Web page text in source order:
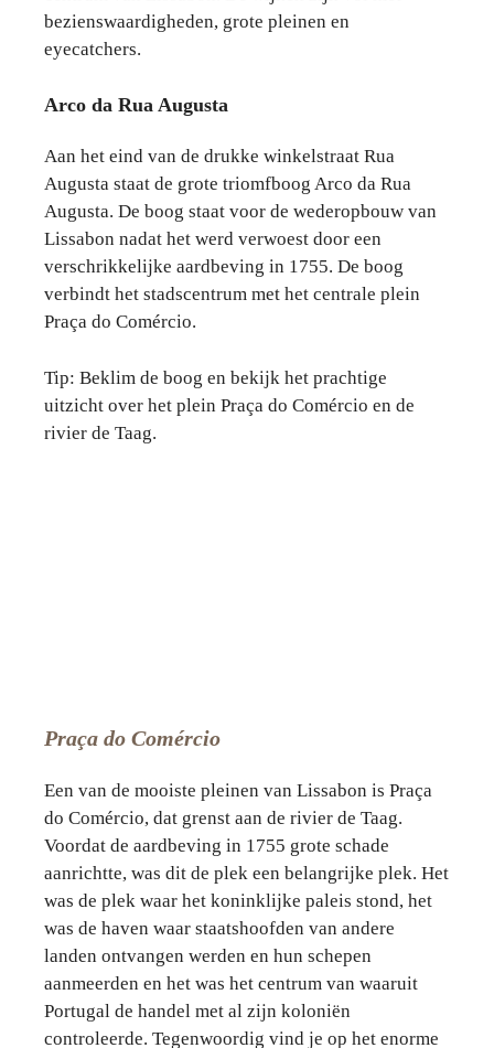
bezienswaardigheden, grote pleinen en
eyecatchers.
Arco da Rua Augusta
Aan het eind van de drukke winkelstraat Rua
Augusta staat de grote triomfboog Arco da Rua
Augusta. De boog staat voor de wederopbouw van
Lissabon nadat het werd verwoest door een
verschrikkelijke aardbeving in 1755. De boog
verbindt het stadscentrum met het centrale plein
Praça do Comércio.
Tip: Beklim de boog en bekijk het prachtige
uitzicht over het plein Praça do Comércio en de
rivier de Taag.
Praça do Comércio
Een van de mooiste pleinen van Lissabon is Praça
do Comércio, dat grenst aan de rivier de Taag.
Voordat de aardbeving in 1755 grote schade
aanrichtte, was dit de plek een belangrijke plek. Het
was de plek waar het koninklijke paleis stond, het
was de haven waar staatshoofden van andere
landen ontvangen werden en hun schepen
aanmeerden en het was het centrum van waaruit
Portugal de handel met al zijn koloniën
controleerde. Tegenwoordig vind je op het enorme